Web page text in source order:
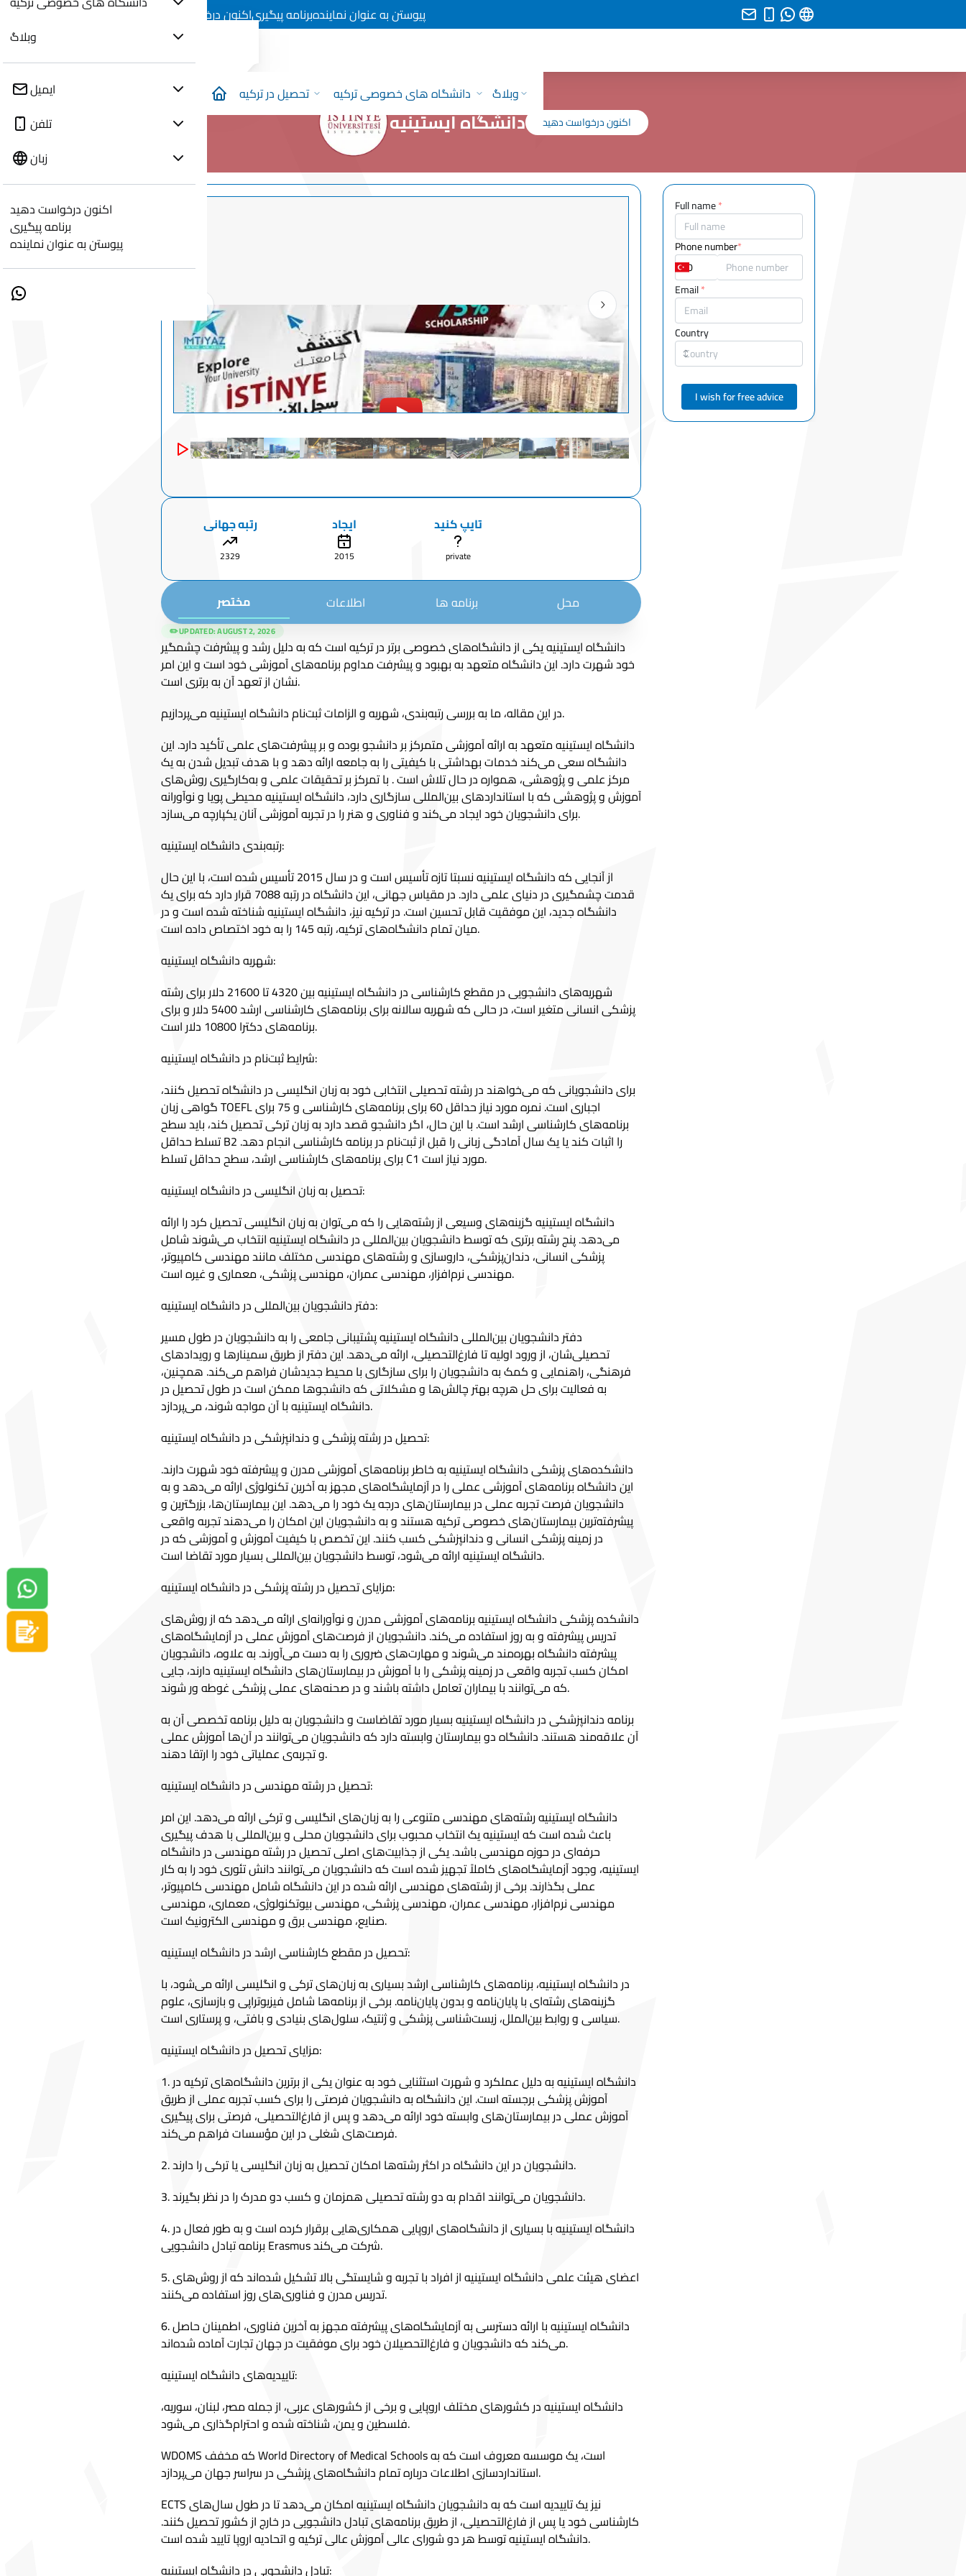
اکنون درخواست دهیدبرنامه پیگیریپیوستن به عنوان نماینده
تحصیل در ترکیه دانشگاه های خصوصی ترکیه وبلاگ
وبلاگ
ایمیل
تلفن
زبان
اکنون درخواست دهید
برنامه پیگیری
پیوستن به عنوان نماینده
دانشگاه ایستینیه اکنون درخواست دهید
رتبه جهانی
2329
ایجاد
2015
تایپ کنید
private
مختصر اطلاعات برنامه ها محل
✏️ UPDATED:AUGUST 2, 2026
دانشگاه ایستینیه یکی از دانشگاه‌های خصوصی برتر در ترکیه است که به دلیل رشد و پیشرفت چشمگیر
خود شهرت دارد. این دانشگاه متعهد به بهبود و پیشرفت مداوم برنامه‌های آموزشی خود است و این امر
نشان از تعهد آن به برتری است.
در این مقاله، ما به بررسی رتبه‌بندی، شهریه و الزامات ثبت‌نام دانشگاه ایستینیه می‌پردازیم.
دانشگاه ایستینیه متعهد به ارائه آموزشی متمرکز بر دانشجو بوده و بر پیشرفت‌های علمی تأکید دارد. این
دانشگاه سعی می‌کند خدمات بهداشتی با کیفیتی را به جامعه ارائه دهد و با هدف تبدیل شدن به یک
مرکز علمی و پژوهشی، همواره در حال تلاش است . با تمرکز بر تحقیقات علمی و به‌کارگیری روش‌های
آموزش و پژوهشی که با استانداردهای بین‌المللی سازگاری دارد، دانشگاه ایستینیه محیطی پویا و نوآورانه
برای دانشجویان خود ایجاد می‌کند و فناوری و هنر را در تجربه آموزشی آنان یکپارچه می‌سازد.
رتبه‌بندی دانشگاه ایستینیه:
از آنجایی که دانشگاه ایستینیه نسبتا تازه ‌تأسیس است و در سال 2015 تأسیس شده است، با این حال
قدمت چشمگیری در دنیای علمی دارد. در مقیاس جهانی، این دانشگاه در رتبه 7088 قرار دارد که برای یک
دانشگاه جدید، این موفقیت قابل تحسین است. در ترکیه نیز، دانشگاه ایستینیه شناخته شده است و در
میان تمام دانشگاه‌های ترکیه، رتبه 145 را به خود اختصاص داده است.
شهریه دانشگاه ایستینیه:
شهریه‌های دانشجویی در مقطع کارشناسی در دانشگاه ایستینیه بین 4320 تا 21600 دلار برای رشته
پزشکی انسانی متغیر است، در حالی که شهریه سالانه برای برنامه‌های کارشناسی ارشد 5400 دلار و برای
برنامه‌های دکترا 10800 دلار است.
شرایط ثبت‌نام در دانشگاه ایستینیه:
برای دانشجویانی که می‌خواهند در رشته تحصیلی انتخابی خود به زبان انگلیسی در دانشگاه تحصیل کنند،
گواهی زبان TOEFL اجباری است. نمره مورد نیاز حداقل 60 برای برنامه‌های کارشناسی و 75 برای
برنامه‌های کارشناسی ارشد است. با این حال، اگر دانشجو قصد دارد به زبان ترکی تحصیل کند، باید سطح
تسلط حداقل B2 را اثبات کند یا یک سال آمادگی زبانی را قبل از ثبت‌نام در برنامه کارشناسی انجام دهد.
برای برنامه‌های کارشناسی ارشد، سطح حداقل تسلط C1 مورد نیاز است.
تحصیل به زبان انگلیسی در دانشگاه ایستینیه:
دانشگاه ایستینیه گزینه‌های وسیعی از رشته‌هایی را که می‌توان به زبان انگلیسی تحصیل کرد را ارائه
می‌دهد. پنج رشته برتری که توسط دانشجویان بین‌المللی در دانشگاه ایستینیه انتخاب می‌شوند شامل
پزشکی انسانی، دندان‌پزشکی، داروسازی و رشته‌های مهندسی مختلف مانند مهندسی کامپیوتر،
مهندسی نرم‌افزار، مهندسی عمران، مهندسی پزشکی، معماری و غیره است.
دفتر دانشجویان بین‌المللی در دانشگاه ایستینیه:
دفتر دانشجویان بین‌المللی دانشگاه ایستینیه پشتیبانی جامعی را به دانشجویان در طول مسیر
تحصیلی‌شان، از ورود اولیه تا فارغ‌التحصیلی، ارائه می‌دهد. این دفتر از طریق سمینارها و رویدادهای
فرهنگی، راهنمایی و کمک به دانشجویان را برای سازگاری با محیط جدیدشان فراهم می‌کند. همچنین،
به فعالیت برای حل هرچه بهتر چالش‌ها و مشکلاتی که دانشجوها ممکن است در طول تحصیل در
دانشگاه ایستینیه با آن مواجه شوند، می‌پردازد.
تحصیل در رشته پزشکی و دندانپزشکی در دانشگاه ایستینیه:
دانشکده‌های پزشکی دانشگاه ایستینیه به خاطر برنامه‌های آموزشی مدرن و پیشرفته خود شهرت دارند.
این دانشگاه برنامه‌های آموزشی عملی را در آزمایشگاه‌های مجهز به آخرین تکنولوژی ارائه می‌دهد و به
دانشجویان فرصت تجربه عملی در بیمارستان‌های درجه یک خود را می‌دهد. این بیمارستان‌ها، بزرگترین و
پیشرفته‌ترین بیمارستان‌های خصوصی ترکیه هستند و به دانشجویان این امکان را می‌دهند تجربه واقعی
در زمینه پزشکی انسانی و دندانپزشکی کسب کنند. این تخصص با کیفیت آموزش و آموزشی که در
دانشگاه ایستینیه ارائه می‌شود، توسط دانشجویان بین‌المللی بسیار مورد تقاضا است.
مزایای تحصیل در رشته پزشکی در دانشگاه ایستینیه:
دانشکده پزشکی دانشگاه ایستینیه برنامه‌های آموزشی مدرن و نوآورانه‌ای ارائه می‌دهد که از روش‌های
تدریس پیشرفته و به روز استفاده می‌کند. دانشجویان از فرصت‌های آموزش عملی در آزمایشگاه‌های
پیشرفته دانشگاه بهره‌مند می‌شوند و مهارت‌های ضروری را به دست می‌آورند. به علاوه، دانشجویان
امکان کسب تجربه واقعی در زمینه پزشکی را با آموزش در بیمارستان‌های دانشگاه ایستینیه دارند، جایی
که می‌توانند با بیماران تعامل داشته باشند و در صحنه‌های عملی پزشکی غوطه ور شوند.
برنامه دندانپزشکی در دانشگاه ایستینیه بسیار مورد تقاضاست و دانشجویان به دلیل برنامه تخصصی آن به
آن علاقه‌مند هستند. دانشگاه دو بیمارستان وابسته دارد که دانشجویان می‌توانند در آن‌ها آموزش عملی
و تجربه‌ی عملیاتی خود را ارتقا دهند.
تحصیل در رشته مهندسی در دانشگاه ایستینیه:
دانشگاه ایستینیه رشته‌های مهندسی متنوعی را به زبان‌های انگلیسی و ترکی ارائه می‌دهد. این امر
باعث شده است که ایستینیه یک انتخاب محبوب برای دانشجویان محلی و بین‌المللی با هدف پیگیری
حرفه‌ای در حوزه مهندسی باشد. یکی از جذابیت‌های اصلی تحصیل در رشته مهندسی در دانشگاه
ایستینیه، وجود آزمایشگاه‌های کاملاً تجهیز شده است که دانشجویان می‌توانند دانش تئوری خود را به کار
عملی بگذارند. برخی از رشته‌های مهندسی ارائه شده در این دانشگاه شامل مهندسی کامپیوتر،
مهندسی نرم‌افزار، مهندسی عمران، مهندسی پزشکی، مهندسی بیوتکنولوژی، معماری، مهندسی
صنایع، مهندسی برق و مهندسی الکترونیک است.
تحصیل در مقطع کارشناسی ارشد در دانشگاه ایستینیه:
در دانشگاه ایستینیه، برنامه‌های کارشناسی ارشد بسیاری به زبان‌های ترکی و انگلیسی ارائه می‌شود، با
گزینه‌های رشته‌ای با پایان‌نامه و بدون پایان‌نامه. برخی از برنامه‌ها شامل فیزیوتراپی و بازسازی، علوم
سیاسی و روابط بین‌الملل، زیست‌شناسی پزشکی و ژنتیک، سلول‌های بنیادی و بافتی، و پرستاری است.
مزایای تحصیل در دانشگاه ایستینیه:
1. دانشگاه ایستینیه به دلیل عملکرد و شهرت استثنایی خود به عنوان یکی از برترین دانشگاه‌های ترکیه در
آموزش پزشکی برجسته است. این دانشگاه به دانشجویان فرصتی را برای کسب تجربه عملی از طریق
آموزش عملی در بیمارستان‌های وابسته خود ارائه می‌دهد و پس از فارغ‌التحصیلی، فرصتی برای پیگیری
فرصت‌های شغلی در این مؤسسات فراهم می‌کند.
2. دانشجویان در این دانشگاه در اکثر رشته‌ها امکان تحصیل به زبان انگلیسی یا ترکی را دارند.
3. دانشجویان می‌توانند اقدام به دو رشته تحصیلی همزمان و کسب دو مدرک را در نظر بگیرند.
4. دانشگاه ایستینیه با بسیاری از دانشگاه‌های اروپایی همکاری‌هایی برقرار کرده است و به طور فعال در
برنامه تبادل دانشجویی Erasmus شرکت می‌کند.
5. اعضای هیئت علمی دانشگاه ایستینیه از افراد با تجربه و شایستگی بالا تشکیل شده‌اند که از روش‌های
تدریس مدرن و فناوری‌های روز استفاده می‌کنند.
6. دانشگاه ایستینیه با ارائه دسترسی به آزمایشگاه‌های پیشرفته مجهز به آخرین فناوری، اطمینان حاصل
می‌کند که دانشجویان و فارغ‌التحصیلان خود برای موفقیت در جهان تجارت آماده شده‌اند.
تاییدیه‌های دانشگاه ایستینیه:
دانشگاه ایستینیه در کشورهای مختلف اروپایی و برخی از کشورهای عربی، از جمله مصر، لبنان، سوریه،
فلسطین و یمن، شناخته شده و احترام‌گذاری می‌شود.
WDOMS که مخفف World Directory of Medical Schools است، یک موسسه معروف است که به
استانداردسازی اطلاعات درباره تمام دانشگاه‌های پزشکی در سراسر جهان می‌پردازد.
ECTS نیز یک تاییدیه است که به دانشجویان دانشگاه ایستینیه امکان می‌دهد تا در طول سال‌های
کارشناسی خود یا پس از فارغ‌التحصیلی، از طریق برنامه‌های تبادل دانشجویی در خارج از کشور تحصیل کنند.
دانشگاه ایستینیه توسط هر دو شورای عالی آموزش عالی ترکیه و اتحادیه اروپا تایید شده است.
تبادل دانشجویی در دانشگاه ایستینیه:
Full name*
Phone number*
Email*
Country
I wish for free advice
با ما در واتساپ تماس بگیرید!
اکنون درخواست دهید